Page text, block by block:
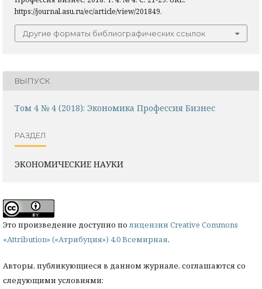
https://journal.asu.ru/ec/article/view/201849.
Другие форматы библиографических ссылок
ВЫПУСК
Том 4 № 4 (2018): Экономика Профессия Бизнес
РАЗДЕЛ
ЭКОНОМИЧЕСКИЕ НАУКИ
Это произведение доступно полицензии Creative Commons
«Attribution» («Атрибуция») 4.0 Всемирная.
Авторы, публикующиеся в данном журнале, соглашаются со
следующими условиями: